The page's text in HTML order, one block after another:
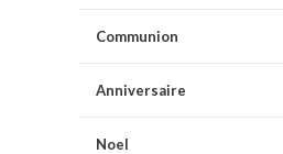
Communion
Anniversaire
Noel